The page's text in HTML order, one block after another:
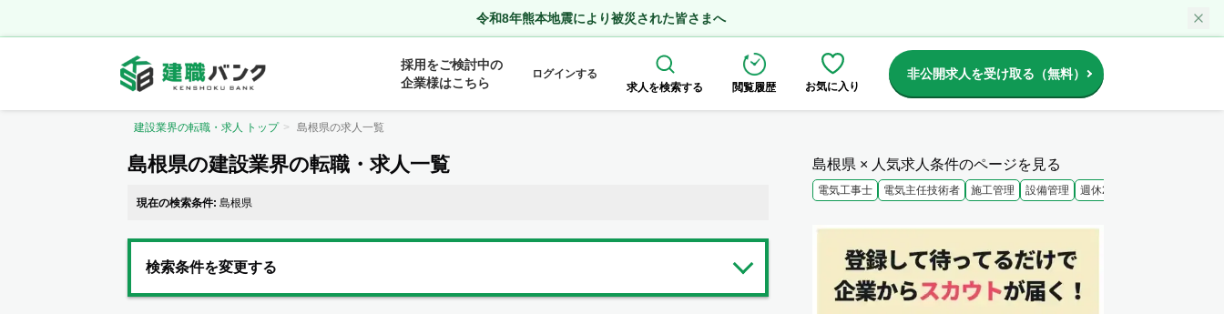
令和8年熊本地震により被災された皆さまへ
採用をご検討中の
企業様はこちら
ログインする
求人を検索する
閲覧履歴 お気に入り
非公開求人を受け取る（無料）
建設業界の転職・求人 トップ 島根県の求人一覧
島根県の建設業界の転職・求人一覧
現在の検索条件: 島根県
検索条件を変更する
島根県 × 人気求人条件のページを見る
電気工事士 電気主任技術者 施工管理 設備管理 週休2日